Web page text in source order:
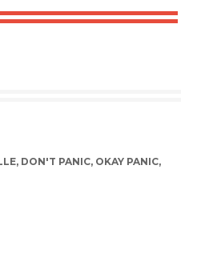
, DON'T PANIC, OKAY PANIC,